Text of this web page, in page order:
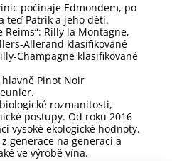
počínaje Edmondem, po
teď Patrik a jeho děti.
Reims“: Rilly la Montagne,
Allerand klasifikované
Champagne klasifikované
Pinot Noir
rozmanitosti,
postupy. Od roku 2016
vysoké ekologické hodnoty.
generace na generaci a
ve výrobě vína.